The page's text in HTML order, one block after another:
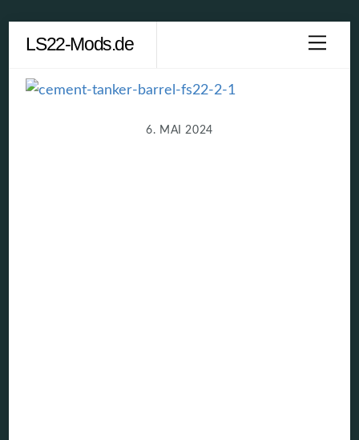
content
LS22-Mods.de
6. MAI 2024